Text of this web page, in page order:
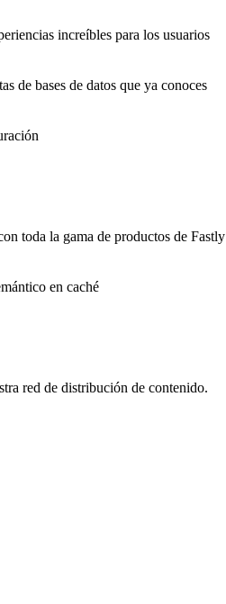
increíbles para los usuarios
de bases de datos que ya conoces
toda la gama de productos de Fastly
en caché
red de distribución de contenido.